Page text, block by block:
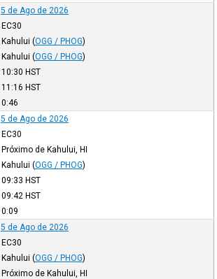
5 de Ago de 2026
EC30
Kahului (OGG / PHOG)
Kahului (OGG / PHOG)
10:30 HST
11:16 HST
0:46
5 de Ago de 2026
EC30
Próximo de Kahului, HI
Kahului (OGG / PHOG)
09:33 HST
09:42 HST
0:09
5 de Ago de 2026
EC30
Kahului (OGG / PHOG)
Próximo de Kahului, HI